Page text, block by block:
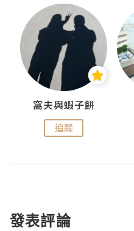
窩夫與蝦子餅
追蹤
發表評論